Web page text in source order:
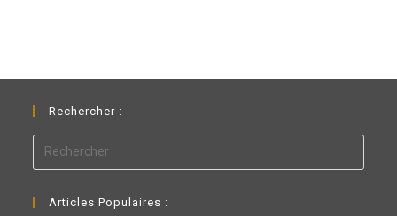
Rechercher :
Articles Populaires :